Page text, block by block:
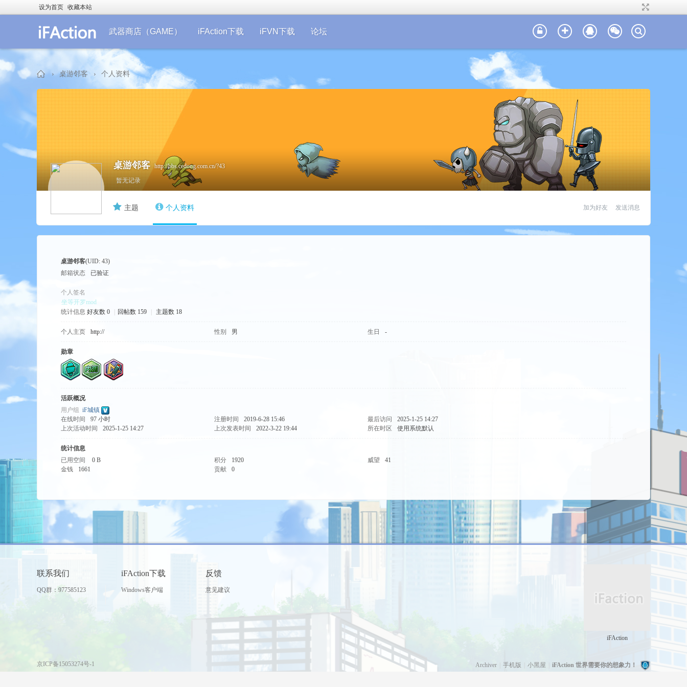
设为首页 收藏本站
武器商店（GAME） iFAction下载 iFVN下载 论坛
› 桌游邻客 › 个人资料
桌游邻客 http://bbs.cedong.com.cn/?43
暂无记录
加为好友 发送消息
主题 个人资料
桌游邻客(UID: 43)
邮箱状态
已验证
个人签名
坐等开罗mod
统计信息 好友数 0 回帖数 159 主题数 18
个人主页 http:// 性别 男 生日 -
勋章
活跃概况
用户组 iF城镇
在线时间
97 小时 注册时间 2019-6-28 15:46 最后访问
2025-1-25 14:27
上次活动时间
2025-1-25 14:27 上次发表时间 2022-3-22 19:44 所在时区 使用系统默认
统计信息
已用空间
0 B 积分 1920 威望
41
金钱
1661 贡献 0
联系我们
QQ群：977585123
iFAction下载
Windows客户端
反馈
意见建议
iFAction
Archiver 手机版 小黑屋 iFAction 世界需要你的想象力！
京ICP备15053274号-1